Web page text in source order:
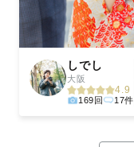
しでし
大阪
4.9
169回 17件